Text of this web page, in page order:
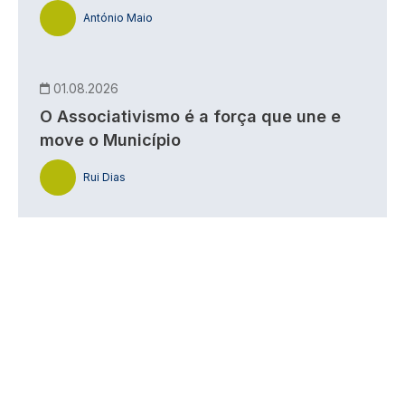
António Maio
01.08.2026
O Associativismo é a força que une e
move o Município
Rui Dias